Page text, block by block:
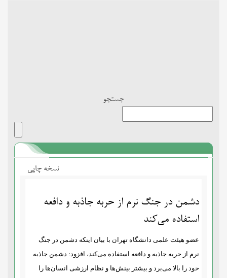
جستجو
نسخه چاپی
دشمن در جنگ نرم از حربه جاذبه و دافعه
استفاده می‌کند
عضو هیئت علمی دانشگاه تهران با بیان اینکه دشمن در جنگ
نرم از حربه جاذبه و دافعه استفاده می‌کند، افزود: دشمن جاذبه
خود را بالا می‌برد و بیشتر بینش‌ها و نظام ارزشی انسان‌ها را